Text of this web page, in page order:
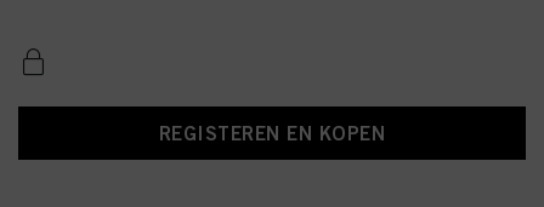
REGISTEREN EN KOPEN